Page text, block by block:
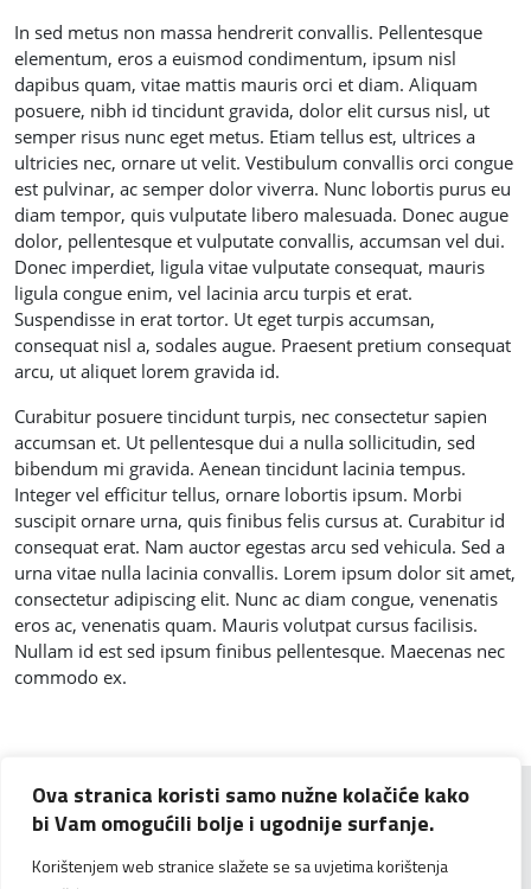
Ova stranica koristi samo nužne kolačiće kako
bi Vam omogućili bolje i ugodnije surfanje.
Korištenjem web stranice slažete se sa uvjetima korištenja
In sed metus non massa hendrerit convallis. Pellentesque
elementum, eros a euismod condimentum, ipsum nisl
dapibus quam, vitae mattis mauris orci et diam. Aliquam
posuere, nibh id tincidunt gravida, dolor elit cursus nisl, ut
semper risus nunc eget metus. Etiam tellus est, ultrices a
ultricies nec, ornare ut velit. Vestibulum convallis orci congue
est pulvinar, ac semper dolor viverra. Nunc lobortis purus eu
diam tempor, quis vulputate libero malesuada. Donec augue
dolor, pellentesque et vulputate convallis, accumsan vel dui.
Donec imperdiet, ligula vitae vulputate consequat, mauris
ligula congue enim, vel lacinia arcu turpis et erat.
Suspendisse in erat tortor. Ut eget turpis accumsan,
consequat nisl a, sodales augue. Praesent pretium consequat
arcu, ut aliquet lorem gravida id.
Curabitur posuere tincidunt turpis, nec consectetur sapien
accumsan et. Ut pellentesque dui a nulla sollicitudin, sed
bibendum mi gravida. Aenean tincidunt lacinia tempus.
Integer vel efficitur tellus, ornare lobortis ipsum. Morbi
suscipit ornare urna, quis finibus felis cursus at. Curabitur id
consequat erat. Nam auctor egestas arcu sed vehicula. Sed a
urna vitae nulla lacinia convallis. Lorem ipsum dolor sit amet,
consectetur adipiscing elit. Nunc ac diam congue, venenatis
eros ac, venenatis quam. Mauris volutpat cursus facilisis.
Nullam id est sed ipsum finibus pellentesque. Maecenas nec
commodo ex.